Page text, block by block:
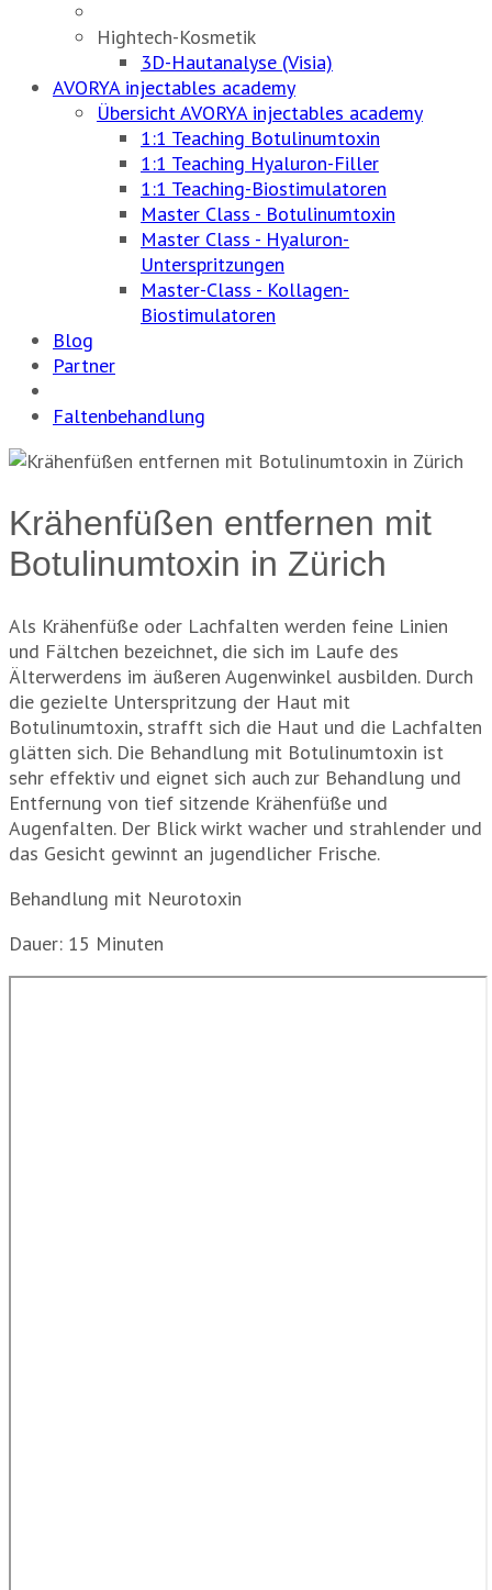
Hightech-Kosmetik
3D-Hautanalyse (Visia)
AVORYA injectables academy
Übersicht AVORYA injectables academy
1:1 Teaching Botulinumtoxin
1:1 Teaching Hyaluron-Filler
1:1 Teaching-Biostimulatoren
Master Class - Botulinumtoxin
Master Class - Hyaluron-
Unterspritzungen
Master-Class - Kollagen-
Biostimulatoren
Blog
Partner
Faltenbehandlung
Krähenfüßen entfernen mit
Botulinumtoxin in Zürich
Als Krähenfüße oder Lachfalten werden feine Linien
und Fältchen bezeichnet, die sich im Laufe des
Älterwerdens im äußeren Augenwinkel ausbilden. Durch
die gezielte Unterspritzung der Haut mit
Botulinumtoxin, strafft sich die Haut und die Lachfalten
glätten sich. Die Behandlung mit Botulinumtoxin ist
sehr effektiv und eignet sich auch zur Behandlung und
Entfernung von tief sitzende Krähenfüße und
Augenfalten. Der Blick wirkt wacher und strahlender und
das Gesicht gewinnt an jugendlicher Frische.
Behandlung mit Neurotoxin
Dauer: 15 Minuten